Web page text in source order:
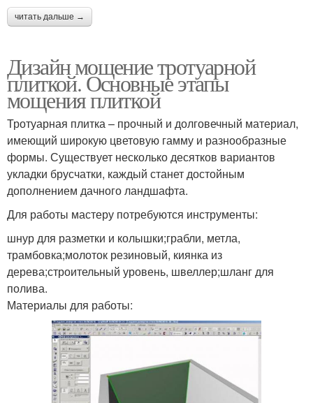
читать дальше →
Дизайн мощение тротуарной
плиткой. Основные этапы
мощения плиткой
Тротуарная плитка – прочный и долговечный материал,
имеющий широкую цветовую гамму и разнообразные
формы. Существует несколько десятков вариантов
укладки брусчатки, каждый станет достойным
дополнением дачного ландшафта.
Для работы мастеру потребуются инструменты:
шнур для разметки и колышки;грабли, метла,
трамбовка;молоток резиновый, киянка из
дерева;строительный уровень, швеллер;шланг для
полива.
Материалы для работы: